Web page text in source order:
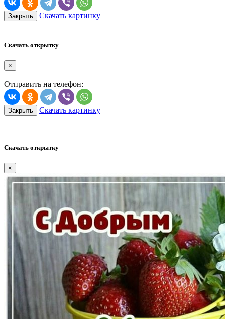
Закрыть Скачать картинку
Скачать открытку
×
Отправить на телефон:
Закрыть Скачать картинку
Скачать открытку
×